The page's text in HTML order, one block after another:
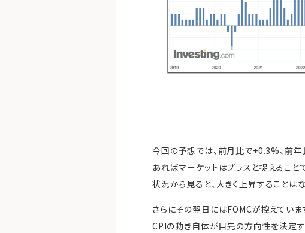
今回の予想では、前月比で+0.3%、前年
あればマーケットはプラスと捉えること
状況から見ると、大きく上昇することは
さらにその翌日にはFOMCが控えてい
CPIの動き自体が目先の方向性を決定す